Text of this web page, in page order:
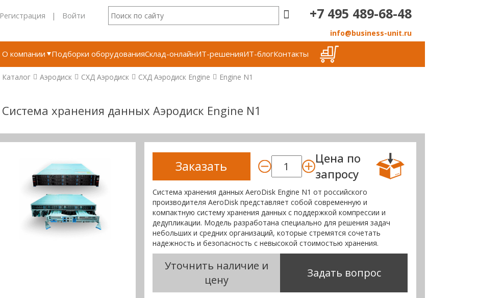
Регистрация | Войти +7 495 489-68-48
info@business-unit.ru
О компании Подборки оборудованияСклад-онлайнИТ-решенияИТ-блогКонтакты
Каталог Аэродиск СХД Аэродиск СХД Аэродиск Engine Engine N1
Система хранения данных Аэродиск Engine N1
Заказать
Цена по
запросу
Система хранения данных AeroDisk Engine N1 от российского
производителя AeroDisk представляет собой современную и
компактную систему хранения данных с поддержкой компрессии и
дедупликации. Модель разработана специально для решения задач
небольших и средних организаций, которые стремятся сочетать
надежность и безопасность с невысокой стоимостью хранения.
Уточнить наличие и
цену
Задать вопрос